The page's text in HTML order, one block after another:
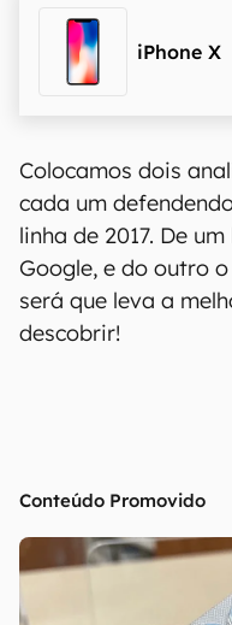
iPhone X
Colocamos dois
cada um
linha de 2017. De
Google, e do outro
será que leva a
descobrir!